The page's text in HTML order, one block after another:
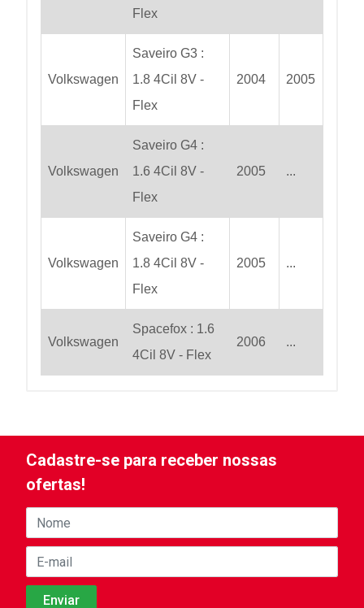
Flex
Volkswagen
Saveiro G3 :
1.8 4Cil 8V -
Flex
2004 2005
Volkswagen
Saveiro G4 :
1.6 4Cil 8V -
Flex
2005 ...
Volkswagen
Saveiro G4 :
1.8 4Cil 8V -
Flex
2005 ...
Volkswagen
Spacefox : 1.6
4Cil 8V - Flex
2006 ...
Cadastre-se para receber nossas
ofertas!